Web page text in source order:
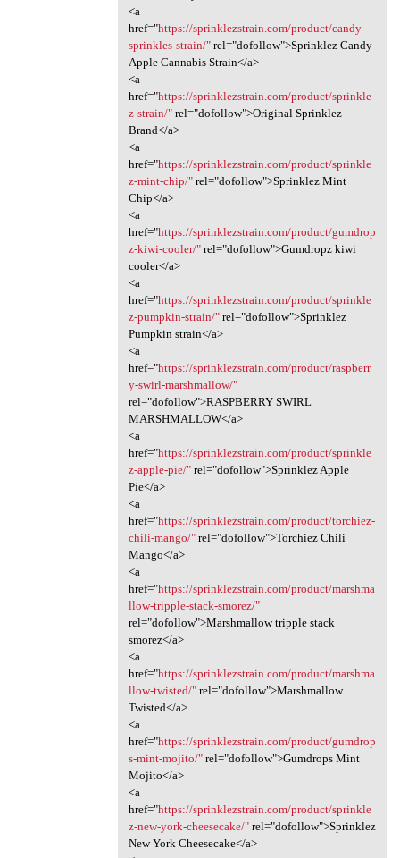
<a
href="https://sprinklezstrain.com/product/candy-
sprinkles-strain/"rel="dofollow">Sprinklez Candy
Apple Cannabis Strain</a>
<a
href="https://sprinklezstrain.com/product/sprinkle
z-strain/"rel="dofollow">Original Sprinklez
Brand</a>
<a
href="https://sprinklezstrain.com/product/sprinkle
z-mint-chip/"rel="dofollow">Sprinklez Mint
Chip</a>
<a
href="https://sprinklezstrain.com/product/gumdrop
z-kiwi-cooler/"rel="dofollow">Gumdropz kiwi
cooler</a>
<a
href="https://sprinklezstrain.com/product/sprinkle
z-pumpkin-strain/"rel="dofollow">Sprinklez
Pumpkin strain</a>
<a
href="https://sprinklezstrain.com/product/raspberr
y-swirl-marshmallow/"
rel="dofollow">RASPBERRY SWIRL
MARSHMALLOW</a>
<a
href="https://sprinklezstrain.com/product/sprinkle
z-apple-pie/"rel="dofollow">Sprinklez Apple
Pie</a>
<a
href="https://sprinklezstrain.com/product/torchiez-
chili-mango/"rel="dofollow">Torchiez Chili
Mango</a>
<a
href="https://sprinklezstrain.com/product/marshma
llow-tripple-stack-smorez/"
rel="dofollow">Marshmallow tripple stack
smorez</a>
<a
href="https://sprinklezstrain.com/product/marshma
llow-twisted/"rel="dofollow">Marshmallow
Twisted</a>
<a
href="https://sprinklezstrain.com/product/gumdrop
s-mint-mojito/"rel="dofollow">Gumdrops Mint
Mojito</a>
<a
href="https://sprinklezstrain.com/product/sprinkle
z-new-york-cheesecake/"rel="dofollow">Sprinklez
New York Cheesecake</a>